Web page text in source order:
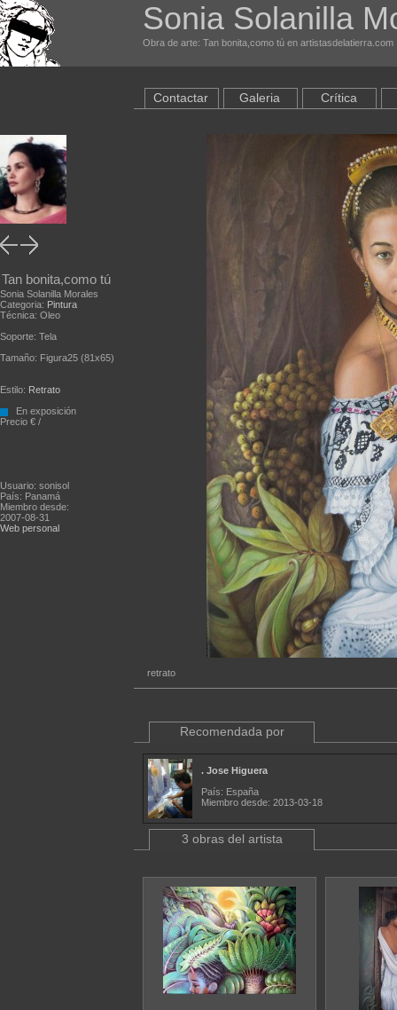
Sonia Solanilla
Obra de arte: Tan bonita,como tú en artistasdelatierra.com
Tan bonita,como tú
Sonia Solanilla Morales
Categoria: Pintura
Técnica: Oleo
Soporte: Tela
Tamaño: Figura25 (81x65)
Estilo: Retrato
En exposición
Precio € /
Usuario: sonisol
País: Panamá
Miembro desde:
2007-08-31
Web personal
Contactar Galeria Crítica
retrato
Recomendada por
. Jose Higuera
País: España
Miembro desde: 2013-03-18
3 obras del artista